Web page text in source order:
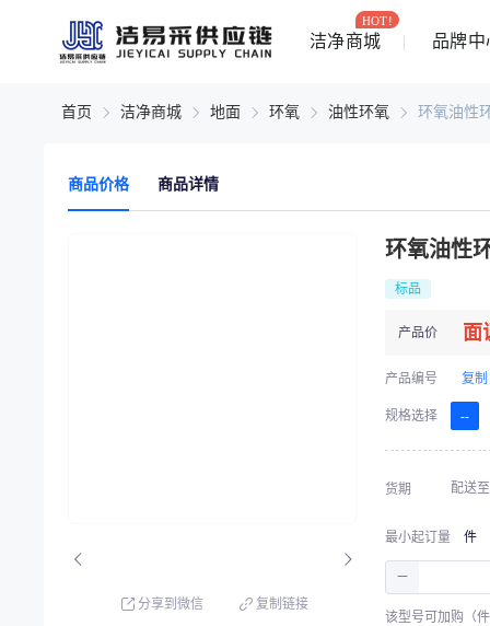
洁净商城
HOT!
品牌中
首页 洁净商城 地面 环氧 油性环氧 环氧油性
商品价格 商品详情
分享到微信 复制链接
环氧油性
标品
产品价 面
产品编号 复制
规格选择 --
货期 配送至
最小起订量 件
－
该型号可加购（